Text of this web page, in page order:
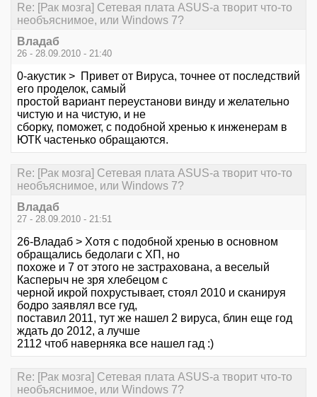
Re: [Рак мозга] Сетевая плата ASUS-а творит что-то
необъяснимое, или Windows 7?
Владаб
26 - 28.09.2010 - 21:40
0-акустик > Привет от Вируса, точнее от последствий
его проделок, самый
простой вариант переустанови винду и желательно
чистую и на чистую, и не
сборку, поможет, с подобной хренью к инженерам в
ЮТК частенько обращаются.
Re: [Рак мозга] Сетевая плата ASUS-а творит что-то
необъяснимое, или Windows 7?
Владаб
27 - 28.09.2010 - 21:51
26-Владаб > Хотя с подобной хренью в основном
обращались бедолаги с ХП, но
похоже и 7 от этого не застрахована, а веселый
Касперыч не зря хлебецом с
черной икрой похрустывает, стоял 2010 и сканируя
бодро заявлял все гуд,
поставил 2011, тут же нашел 2 вируса, блин еще год
ждать до 2012, а лучше
2112 чтоб наверняка все нашел гад :)
Re: [Рак мозга] Сетевая плата ASUS-а творит что-то
необъяснимое, или Windows 7?